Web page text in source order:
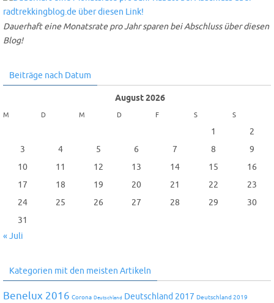
Dauerhaft eine Monatsrate pro Jahr sparen bei Abschluss über diesen
Blog!
Beiträge nach Datum
August 2026
M D M D F S S
1
2
3
4 5 6 7 8
9
10
11 12 13 14 15
16
17
18 19 20 21 22
23
24
25 26 27 28 29
30
31
« Juli
Kategorien mit den meisten Artikeln
Benelux 2016 Corona Deutschland Deutschland 2017 Deutschland 2019